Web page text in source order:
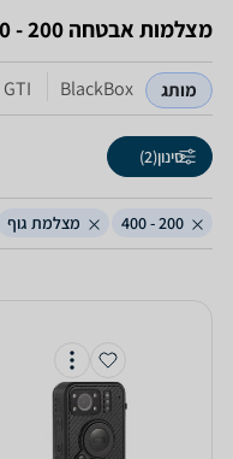
מצלמות אבטחה ‏200 - 400 ‏מצלמת גוף
מותג BlackBox
GTI
סינון(2)
200 - 400 מצלמת גוף